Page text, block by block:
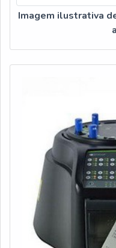
Imagem ilustrativa